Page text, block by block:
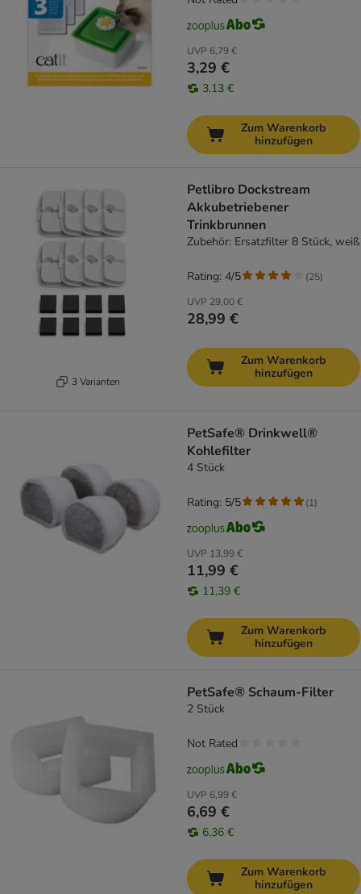
UVP 6,79 €
3,29 €
3,13 €
Zum Warenkorb
hinzufügen
3 Varianten
Petlibro Dockstream
Akkubetriebener
Trinkbrunnen
Zubehör: Ersatzfilter 8 Stück, weiß
UVP 29,00 €
28,99 €
Rating: 4/5 (25)
Zum Warenkorb
hinzufügen
PetSafe® Drinkwell®
Kohlefilter
4 Stück
UVP 13,99 €
11,99 €
11,39 €
Rating: 5/5 (1)
Zum Warenkorb
hinzufügen
PetSafe® Schaum-Filter
2 Stück
UVP 6,99 €
6,69 €
6,36 €
Not Rated
Zum Warenkorb
hinzufügen